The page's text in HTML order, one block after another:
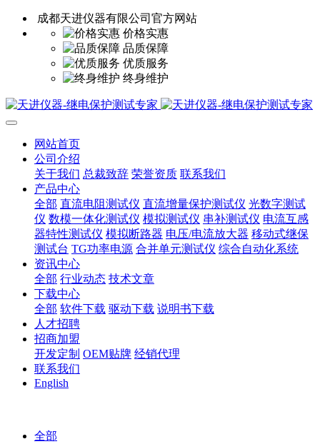
成都天进仪器有限公司官方网站
价格实惠
品质保障
优质服务
终身维护
网站首页
公司介绍
关于我们 总裁致辞 荣誉资质 联系我们
产品中心
全部 直流电阻测试仪 直流增量保护测试仪 光数字测试
仪 数模一体化测试仪 模拟测试仪 串补测试仪 电流互感
器特性测试仪 模拟断路器 电压/电流放大器 移动式继保
测试台 TG功率电源 合并单元测试仪 综合自动化系统
资讯中心
全部 行业动态 技术文章
下载中心
全部 软件下载 驱动下载 说明书下载
人才招聘
招商加盟
开发定制 OEM贴牌 经销代理
联系我们
English
全部